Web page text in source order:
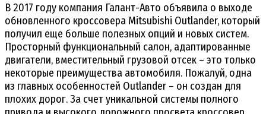
В 2017 году компания Галант-Авто объявила о выходе
обновленного кроссовера Mitsubishi Outlander, который
получил еще больше полезных опций и новых систем.
Просторный функциональный салон, адаптированные
двигатели, вместительный грузовой отсек – это только
некоторые преимущества автомобиля. Пожалуй, одна
из главных особенностей Outlander – он создан для
плохих дорог. За счет уникальной системы полного